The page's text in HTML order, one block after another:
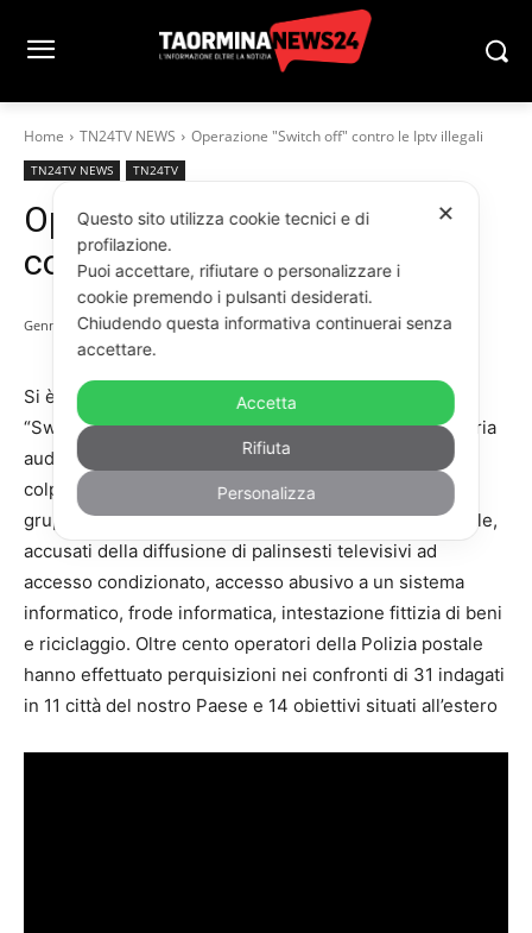
Home TN24TV NEWS Operazione "Switch off" contro le Iptv illegali
TN24TV NEWS TN24TV
Operazione “Switch off”
contro le Iptv illegali
Gennaio 28, 2026
Si è conclusa l’indagine internazionale denominata
“Switch off” per il contrasto al cybercrime e alla pirateria
audiovisiva che ha consentito di acquisire indizi di
colpevolezza nei confronti dei 31 componenti di un
gruppo criminale organizzato a carattere transnazionale,
accusati della diffusione di palinsesti televisivi ad
accesso condizionato, accesso abusivo a un sistema
informatico, frode informatica, intestazione fittizia di beni
e riciclaggio. Oltre cento operatori della Polizia postale
hanno effettuato perquisizioni nei confronti di 31 indagati
in 11 città del nostro Paese e 14 obiettivi situati all’estero
✕
Questo sito utilizza cookie tecnici e di
profilazione.
Puoi accettare, rifiutare o personalizzare i
cookie premendo i pulsanti desiderati.
Chiudendo questa informativa continuerai senza
accettare.
Accetta
Rifiuta
Personalizza